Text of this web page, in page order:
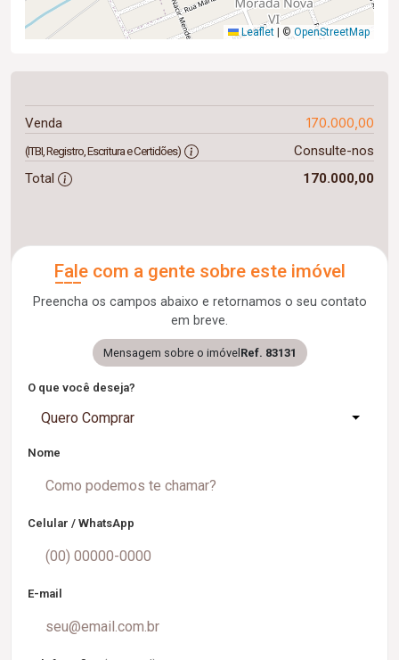
Leaflet © OpenStreetMap
Venda 170.000,00
(ITBI, Registro, Escritura e Certidões)
Consulte-nos
Total
170.000,00
Fale com a gente sobre este imóvel
Preencha os campos abaixo e retornamos o seu contato
em breve.
Mensagem sobre o imóvel Ref. 83131
O que você deseja?
Quero Comprar
Nome
Celular / WhatsApp
E-mail